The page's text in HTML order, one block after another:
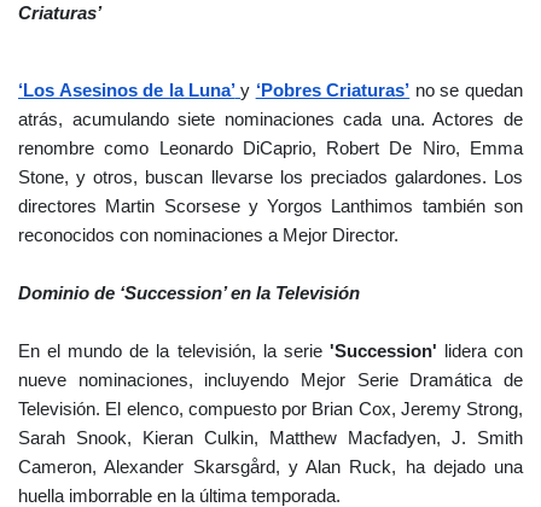
Criaturas’
‘Los Asesinos de la Luna’ y ‘Pobres Criaturas’ no se quedan
atrás, acumulando siete nominaciones cada una. Actores de
renombre como Leonardo DiCaprio, Robert De Niro, Emma
Stone, y otros, buscan llevarse los preciados galardones. Los
directores Martin Scorsese y Yorgos Lanthimos también son
reconocidos con nominaciones a Mejor Director.
Dominio de ‘Succession’ en la Televisión
En el mundo de la televisión, la serie 'Succession' lidera con
nueve nominaciones, incluyendo Mejor Serie Dramática de
Televisión. El elenco, compuesto por Brian Cox, Jeremy Strong,
Sarah Snook, Kieran Culkin, Matthew Macfadyen, J. Smith
Cameron, Alexander Skarsgård, y Alan Ruck, ha dejado una
huella imborrable en la última temporada.